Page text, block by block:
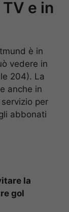
e in
è in
vedere in
204). La
anche in
per
abbonati
la
gol